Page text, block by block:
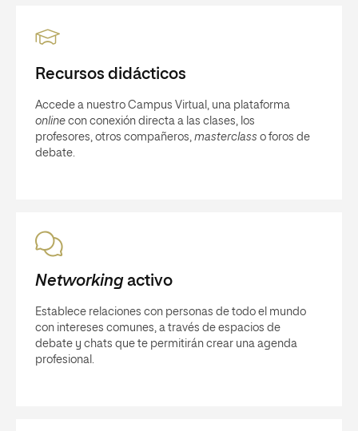
Recursos didácticos
Accede a nuestro Campus Virtual, una plataforma
online con conexión directa a las clases, los
profesores, otros compañeros, masterclass o foros de
debate.
Networkingactivo
Establece relaciones con personas de todo el mundo
con intereses comunes, a través de espacios de
debate y chats que te permitirán crear una agenda
profesional.